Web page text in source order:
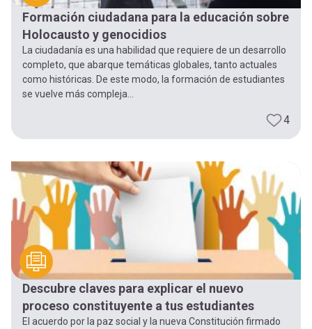
Formación ciudadana para la educación sobre
Holocausto y genocidios
La ciudadanía es una habilidad que requiere de un desarrollo
completo, que abarque temáticas globales, tanto actuales
como históricas. De este modo, la formación de estudiantes
se vuelve más compleja...
4
Descubre claves para explicar el nuevo
proceso constituyente a tus estudiantes
El acuerdo por la paz social y la nueva Constitución firmado